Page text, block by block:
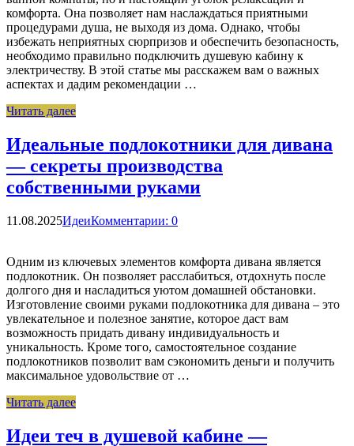
комфорта. Она позволяет нам наслаждаться приятными
процедурами душа, не выходя из дома. Однако, чтобы
избежать неприятных сюрпризов и обеспечить безопасность,
необходимо правильно подключить душевую кабину к
электричеству. В этой статье мы расскажем вам о важных
аспектах и дадим рекомендации …
Читать далее
Идеальные подлокотники для дивана
— секреты производства
собственными руками
11.08.2025ИдеиКомментарии: 0
Одним из ключевых элементов комфорта дивана является
подлокотник. Он позволяет расслабиться, отдохнуть после
долгого дня и насладиться уютом домашней обстановки.
Изготовление своими руками подлокотника для дивана – это
увлекательное и полезное занятие, которое даст вам
возможность придать дивану индивидуальность и
уникальность. Кроме того, самостоятельное создание
подлокотников позволит вам сэкономить деньги и получить
максимальное удовольствие от …
Читать далее
Идеи теч в душевой кабине —